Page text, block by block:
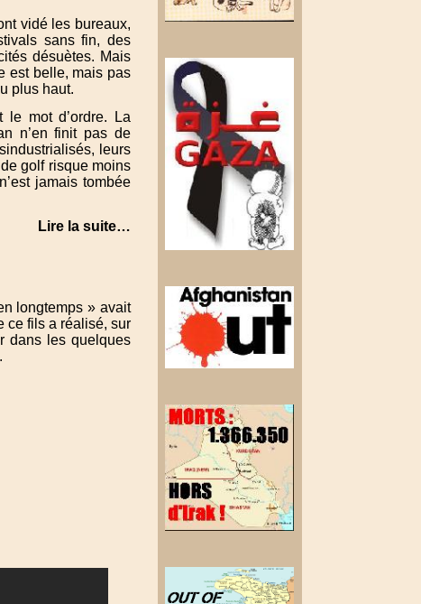
vidé les bureaux,
sans fin, des
désuètes. Mais
est belle, mais pas
plus haut.
le mot d’ordre. La
n’en finit pas de
leurs
golf risque moins
jamais tombée
Lire la suite…
longtemps » avait
ce fils a réalisé, sur
dans les quelques